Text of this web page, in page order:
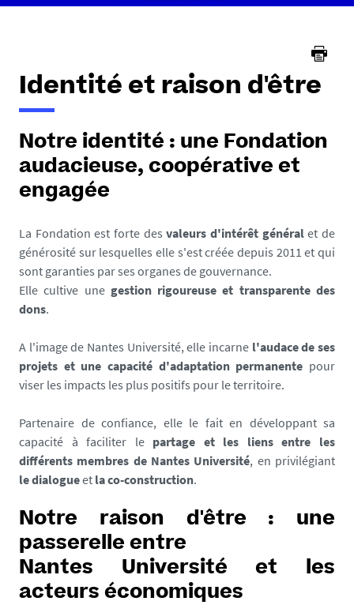
ici :
Identité et raison d'être
Notre identité : une Fondation
audacieuse, coopérative et
engagée
La Fondation est forte desvaleurs d'intérêt généralet de
générosité sur lesquelles elle s'est créée depuis 2011 et qui
sont garanties par ses organes de gouvernance.
Elle cultive une gestion rigoureuse et transparente des
dons.
A l'image de Nantes Université, elle incarne l'audace de ses
projets et une capacité d'adaptation permanente pour
viser les impacts les plus positifs pour le territoire.
Partenaire de confiance, elle le fait en développant sa
capacité à faciliter le partage et les liens entre les
différents membres de Nantes Université, en privilégiant
le dialogueet la co-construction.
Notre raison d'être : une
passerelle entre
Nantes Université et les
acteurs économiques